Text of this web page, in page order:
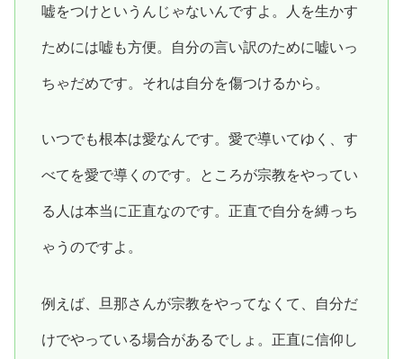
嘘をつけというんじゃないんですよ。人を生かす
ためには嘘も方便。自分の言い訳のために嘘いっ
ちゃだめです。それは自分を傷つけるから。
いつでも根本は愛なんです。愛で導いてゆく、す
べてを愛で導くのです。ところが宗教をやってい
る人は本当に正直なのです。正直で自分を縛っち
ゃうのですよ。
例えば、旦那さんが宗教をやってなくて、自分だ
けでやっている場合があるでしょ。正直に信仰し